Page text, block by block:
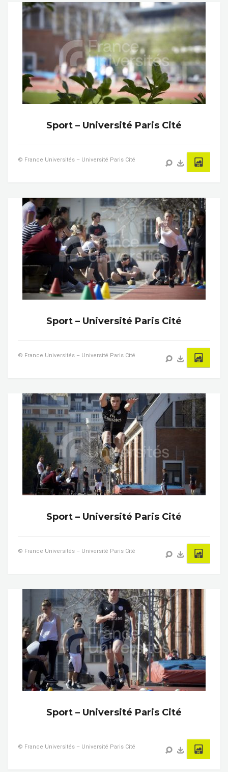
Sport – Université Paris Cité
© France Universités – Université Paris Cité
Sport – Université Paris Cité
© France Universités – Université Paris Cité
Sport – Université Paris Cité
© France Universités – Université Paris Cité
Sport – Université Paris Cité
© France Universités – Université Paris Cité